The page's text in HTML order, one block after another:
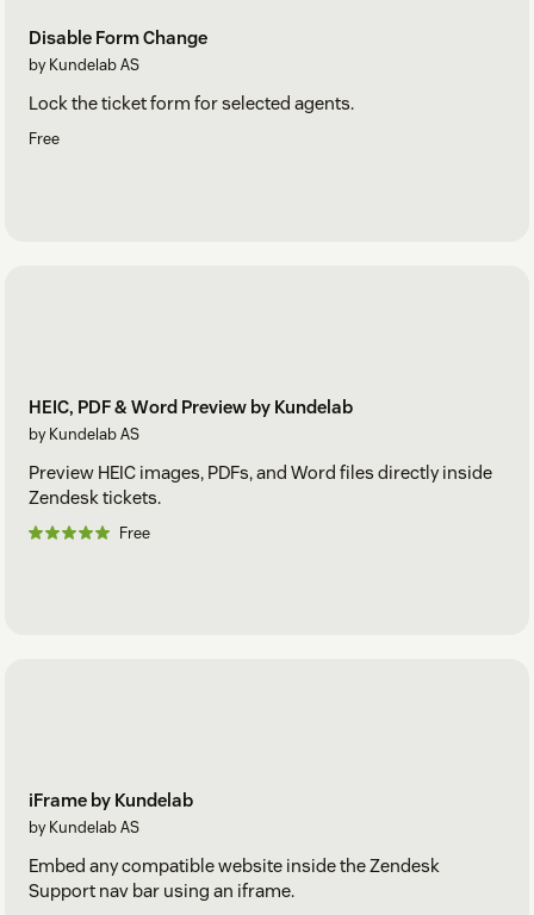
Disable Form Change
by Kundelab AS
Lock the ticket form for selected agents.
Free
HEIC, PDF & Word Preview by Kundelab
by Kundelab AS
Preview HEIC images, PDFs, and Word files directly inside
Zendesk tickets.
Free
iFrame by Kundelab
by Kundelab AS
Embed any compatible website inside the Zendesk
Support nav bar using an iframe.